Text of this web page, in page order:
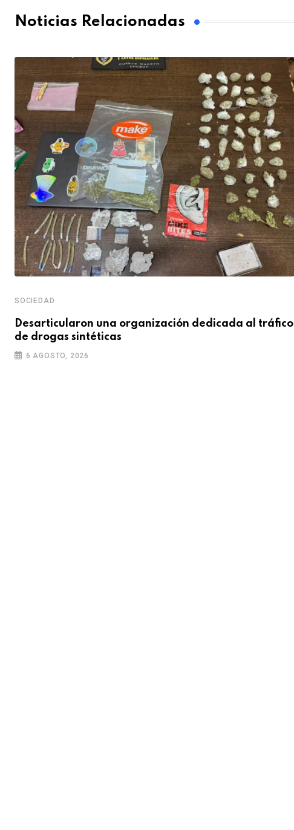
Noticias Relacionadas
SOCIEDAD
Desarticularon una organización dedicada al tráfico
de drogas sintéticas
6 AGOSTO, 2026